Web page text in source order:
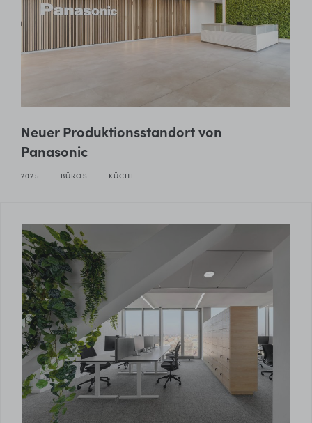
Neuer Produktionsstandort von
Panasonic
2025 BÜROS KÜCHE